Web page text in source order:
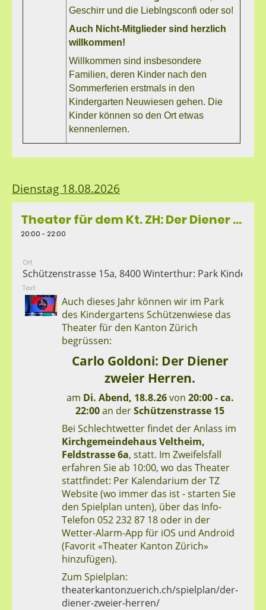
Geschirr und die Lieblngsconfi oder so!
Auch Nicht-Mitglieder sind herzlich
willkommen!
Willkommen sind insbesondere
Familien, deren Kinder nach den
Sommerferien erstmals in den
Kindergarten Neuwiesen gehen. Die
Kinder können so den Ort etwas
kennenlernen.
Dienstag 18.08.2026
Theater für dem Kt. ZH: Der Diener zweier Herren
20:00 - 22:00
Ort
Schützenstrasse 15a, 8400 Winterthur: Park
Text
Auch dieses Jahr können wir im Park
des Kindergartens Schützenwiese das
Theater für den Kanton Zürich
begrüssen:
Carlo Goldoni: Der Diener
zweier Herren.
am Di. Abend, 18.8.26von 20:00 - ca.
22:00an derSchützenstrasse 15
Bei Schlechtwetter findet der Anlass im
Kirchgemeindehaus Veltheim,
Feldstrasse 6a, statt. Im Zweifelsfall
erfahren Sie ab 10:00, wo das Theater
stattfindet: Per Kalendarium der TZ
Website (wo immer das ist - starten Sie
den Spielplan unten), über das Info-
Telefon 052 232 87 18 oder in der
Wetter-Alarm-App für iOS und Android
(Favorit «Theater Kanton Zürich»
hinzufügen).
Zum Spielplan:
theaterkantonzuerich.ch/spielplan/der-
diener-zweier-herren/